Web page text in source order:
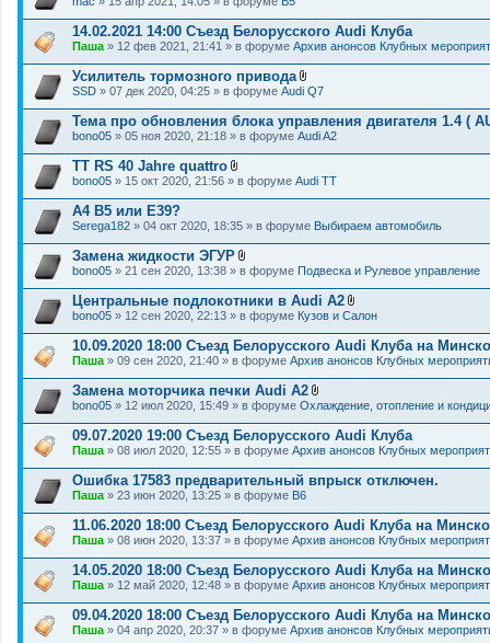
14.02.2021 14:00 Съезд Белорусского Audi Клуба
Паша » 12 фев 2021, 21:41 » в форуме Архив анонсов Клубных
Усилитель тормозного привода
В
л
о
ж
е
н
я
SSD » 07 дек 2020, 04:25 » в форуме Audi Q7
Тема про обновления блока управления двигателя 1.4 (
bono05 » 05 ноя 2020, 21:18 » в форуме Audi A2
TT RS 40 Jahre quattro
В
о
е
н
и
я
bono05 » 15 окт 2020, 21:56 » в форуме Audi TT
A4 B5 или E39?
Serega182 » 04 окт 2020, 18:35 » в форуме Выбираем автомобиль
Замена жидкости ЭГУР
В
о
ж
е
н
и
я
bono05 » 21 сен 2020, 13:38 » в форуме Подвеска и Рулевое управление
Центральные подлокотники в Audi A2
В
о
ж
е
н
я
bono05 » 12 сен 2020, 22:13 » в форуме Кузов и Салон
10.09.2020 18:00 Съезд Белорусского Audi Клуба на
Паша » 09 сен 2020, 21:40 » в форуме Архив анонсов Клубных
Замена моторчика печки Audi A2
В
о
ж
е
н
и
bono05 » 12 июл 2020, 15:49 » в форуме Охлаждение, отопление и
09.07.2020 19:00 Съезд Белорусского Audi Клуба
Паша » 08 июл 2020, 12:55 » в форуме Архив анонсов Клубных
Ошибка 17583 предварительный впрыск отключен.
Паша » 23 июн 2020, 13:25 » в форуме B6
11.06.2020 18:00 Съезд Белорусского Audi Клуба на
Паша » 08 июн 2020, 13:37 » в форуме Архив анонсов Клубных
14.05.2020 18:00 Съезд Белорусского Audi Клуба на
Паша » 12 май 2020, 12:48 » в форуме Архив анонсов Клубных
09.04.2020 18:00 Съезд Белорусского Audi Клуба на
Паша » 04 апр 2020, 20:37 » в форуме Архив анонсов Клубных